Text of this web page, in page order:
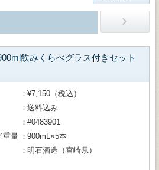
飲みくらべグラス付きセット
¥7,150（税込）
送料込み
#0483901
重量
900mL×5本
明石酒造（宮崎県）